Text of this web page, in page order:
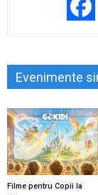
Evenimente
Filme pentru Copii la